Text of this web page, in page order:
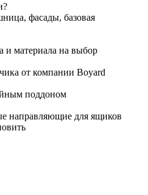
фасады, базовая
и материала на выбор
от компании Boyard
поддоном
направляющие для ящиков